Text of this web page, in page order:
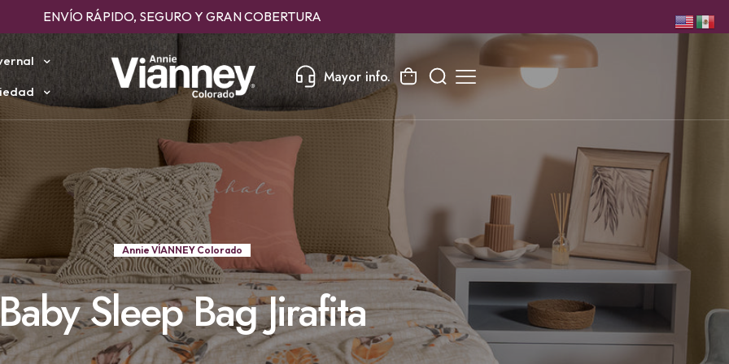
ENVÍO RÁPIDO, SEGURO Y GRAN COBERTURA
Mayor info.
Annie VÍANNEY Colorado
Sleep Bag Jirafita